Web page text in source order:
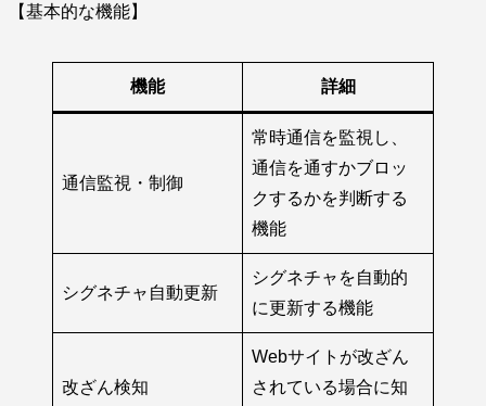
【基本的な機能】
機能 詳細
通信監視・制御
常時通信を監視し、
通信を通すかブロッ
クするかを判断する
機能
シグネチャ自動更新
シグネチャを自動的
に更新する機能
改ざん検知
Webサイトが改ざん
されている場合に知